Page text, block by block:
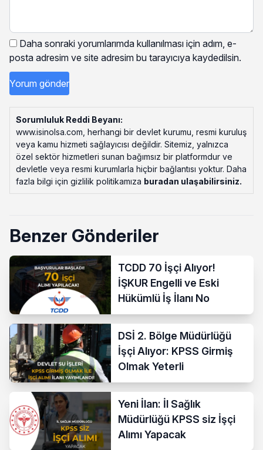
Daha sonraki yorumlarımda kullanılması için adım, e-
posta adresim ve site adresim bu tarayıcıya kaydedilsin.
Sorumluluk Reddi Beyanı:
www.isinolsa.com, herhangi bir devlet kurumu, resmi kuruluş
veya kamu hizmeti sağlayıcısı değildir. Sitemiz, yalnızca
özel sektör hizmetleri sunan bağımsız bir platformdur ve
devletle veya resmi kurumlarla hiçbir bağlantısı yoktur. Daha
fazla bilgi için gizlilik politikamıza buradan ulaşabilirsiniz.
Benzer Gönderiler
TCDD 70 İşçi Alıyor!
İŞKUR Engelli ve Eski
Hükümlü İş İlanı No
DSİ 2. Bölge Müdürlüğü
İşçi Alıyor: KPSS Girmiş
Olmak Yeterli
Yeni İlan: İl Sağlık
Müdürlüğü KPSS siz İşçi
Alımı Yapacak